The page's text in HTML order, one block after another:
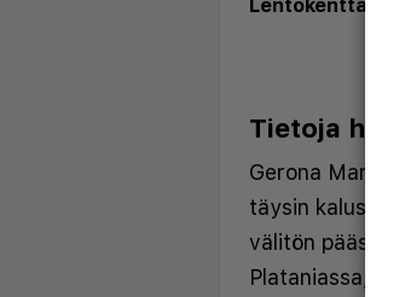
Lentokenttä
Tietoja
Gerona Mare
täysin
välitön pääsy
Plataniassa,